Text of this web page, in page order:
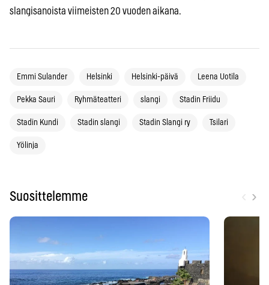
slangisanoista viimeisten 20 vuoden aikana.
Emmi Sulander Helsinki Helsinki-päivä Leena Uotila
Pekka Sauri Ryhmäteatteri slangi Stadin Friidu
Stadin Kundi Stadin slangi Stadin Slangi ry Tsilari
Yölinja
Suosittelemme ›